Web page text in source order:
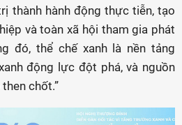
thành hành động thực tiễn, tạo
và toàn xã hội tham gia phát
đó, thể chế xanh là nền tảng
động lực đột phá, và nguồn
chốt.”